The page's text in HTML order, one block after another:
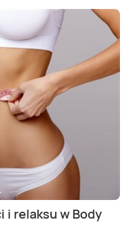
i relaksu w Body